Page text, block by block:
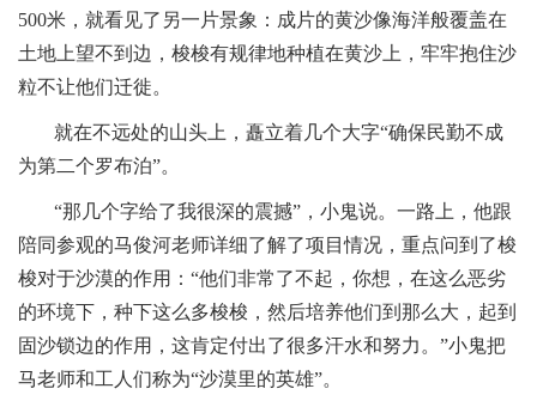
500米，就看见了另一片景象：成片的黄沙像海洋般覆盖在
土地上望不到边，梭梭有规律地种植在黄沙上，牢牢抱住沙
粒不让他们迁徙。
就在不远处的山头上，矗立着几个大字“确保民勤不成
为第二个罗布泊”。
“那几个字给了我很深的震撼”，小鬼说。一路上，他跟
陪同参观的马俊河老师详细了解了项目情况，重点问到了梭
梭对于沙漠的作用：“他们非常了不起，你想，在这么恶劣
的环境下，种下这么多梭梭，然后培养他们到那么大，起到
固沙锁边的作用，这肯定付出了很多汗水和努力。”小鬼把
马老师和工人们称为“沙漠里的英雄”。